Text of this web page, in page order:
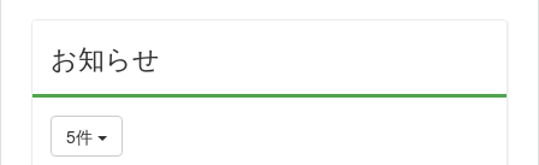
お知らせ
5件